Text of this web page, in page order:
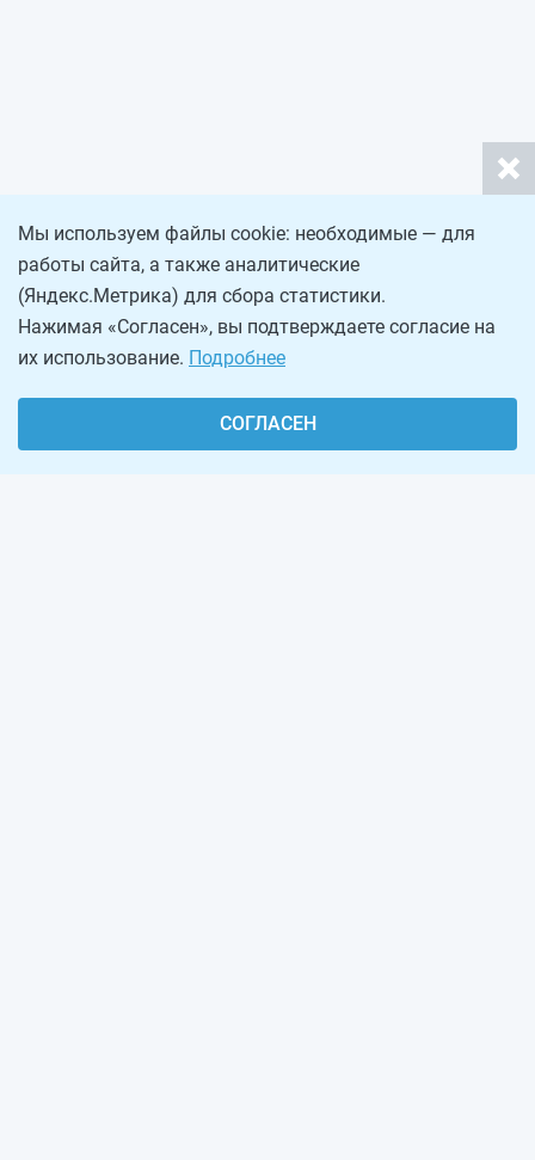
Мы используем файлы cookie: необходимые — для
работы сайта, а также аналитические
(Яндекс.Метрика) для сбора статистики.
Нажимая «Согласен», вы подтверждаете согласие на
их использование. Подробнее
СОГЛАСЕН